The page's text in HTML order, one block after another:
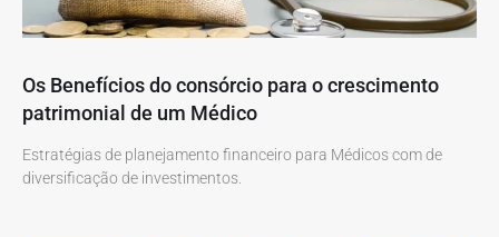
Os Benefícios do consórcio para o crescimento
patrimonial de um Médico
Estratégias de planejamento financeiro para Médicos com de
diversificação de investimentos.